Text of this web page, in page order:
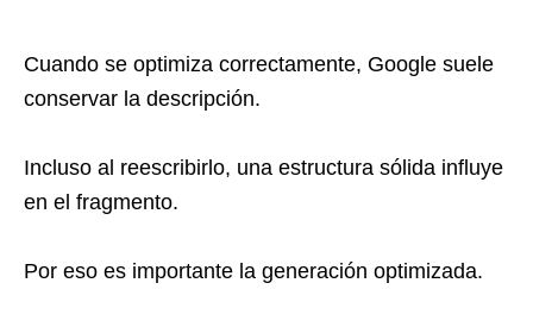
Cuando se optimiza correctamente, Google suele
conservar la descripción.
Incluso al reescribirlo, una estructura sólida influye
en el fragmento.
Por eso es importante la generación optimizada.